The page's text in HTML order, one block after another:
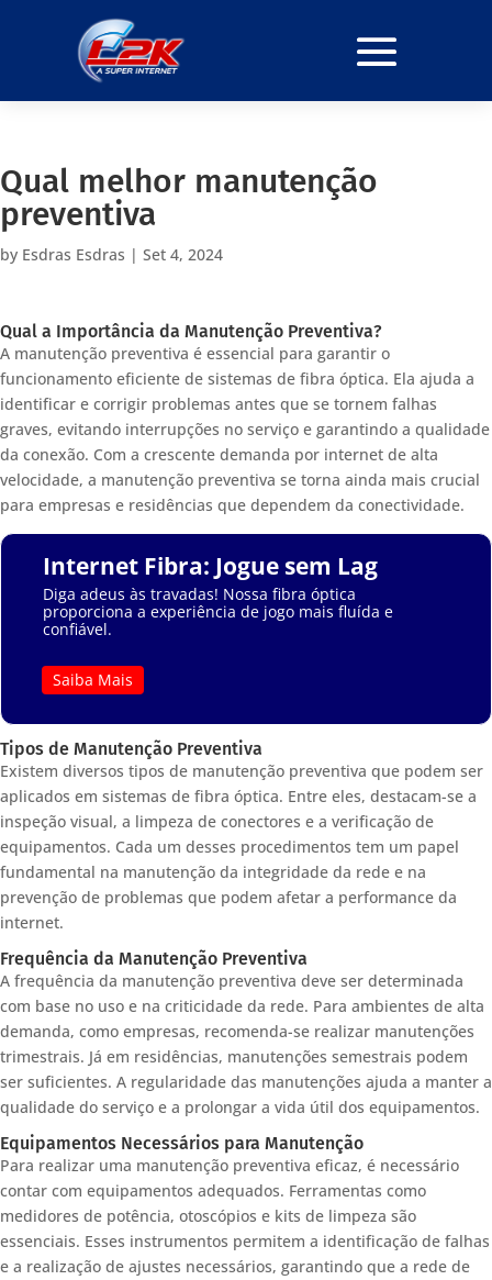
Qual melhor manutenção
preventiva
by Esdras Esdras | Set 4, 2024
Qual a Importância da Manutenção Preventiva?
A manutenção preventiva é essencial para garantir o
funcionamento eficiente de sistemas de fibra óptica. Ela ajuda a
identificar e corrigir problemas antes que se tornem falhas
graves, evitando interrupções no serviço e garantindo a qualidade
da conexão. Com a crescente demanda por internet de alta
velocidade, a manutenção preventiva se torna ainda mais crucial
para empresas e residências que dependem da conectividade.
Internet Fibra: Jogue sem Lag
Diga adeus às travadas! Nossa fibra óptica
proporciona a experiência de jogo mais fluída e
confiável.
Saiba Mais
Tipos de Manutenção Preventiva
Existem diversos tipos de manutenção preventiva que podem ser
aplicados em sistemas de fibra óptica. Entre eles, destacam-se a
inspeção visual, a limpeza de conectores e a verificação de
equipamentos. Cada um desses procedimentos tem um papel
fundamental na manutenção da integridade da rede e na
prevenção de problemas que podem afetar a performance da
internet.
Frequência da Manutenção Preventiva
A frequência da manutenção preventiva deve ser determinada
com base no uso e na criticidade da rede. Para ambientes de alta
demanda, como empresas, recomenda-se realizar manutenções
trimestrais. Já em residências, manutenções semestrais podem
ser suficientes. A regularidade das manutenções ajuda a manter a
qualidade do serviço e a prolongar a vida útil dos equipamentos.
Equipamentos Necessários para Manutenção
Para realizar uma manutenção preventiva eficaz, é necessário
contar com equipamentos adequados. Ferramentas como
medidores de potência, otoscópios e kits de limpeza são
essenciais. Esses instrumentos permitem a identificação de falhas
e a realização de ajustes necessários, garantindo que a rede de